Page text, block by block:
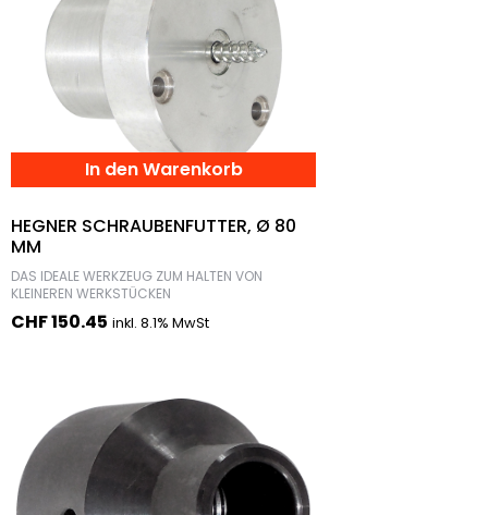
In den Warenkorb
HEGNER SCHRAUBENFUTTER, Ø 80
MM
DAS IDEALE WERKZEUG ZUM HALTEN VON
KLEINEREN WERKSTÜCKEN
CHF150.45 inkl. 8.1% MwSt